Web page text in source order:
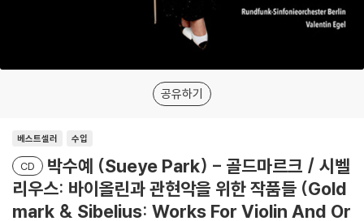
공유하기
베스트셀러 수입
CD
박수예 (Sueye Park) - 골드마르크 / 시벨
리우스: 바이올린과 관현악을 위한 작품들 (Gold
mark & Sibelius: Works For Violin And Or